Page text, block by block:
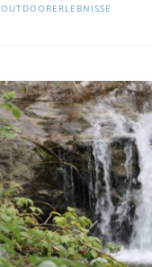
OUTDOORERLEBNISSE